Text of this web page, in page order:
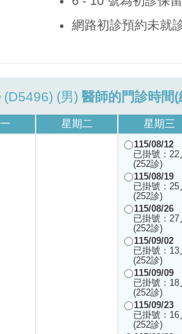
網路初診預約未就